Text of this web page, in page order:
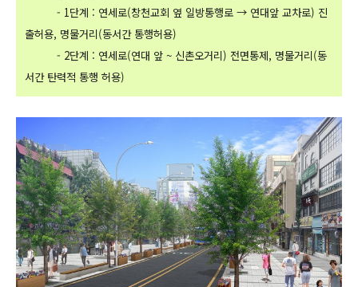
- 1단계 : 연세로(창천교회 옆 일방통행로 → 연대앞 교차로) 진
출허용, 명물거리(동서간 통행허용)
- 2단계 : 연세로(연대 앞 ~ 신촌오거리) 전면통제, 명물거리(동
서간 탄력적 통행 허용)